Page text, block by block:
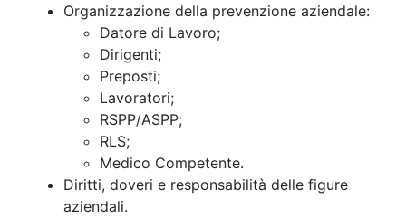
Organizzazione della prevenzione aziendale:
Datore di Lavoro;
Dirigenti;
Preposti;
Lavoratori;
RSPP/ASPP;
RLS;
Medico Competente.
Diritti, doveri e responsabilità delle figure
aziendali.